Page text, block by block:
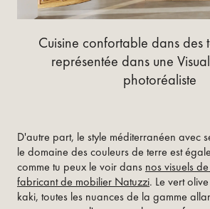
Cuisine confortable dans des
représentée dans une
photoréaliste
D'autre part, le style méditerranéen avec
le domaine des couleurs de terre est
comme tu peux le voir dans nos visuels
fabricant de mobilier Natuzzi. Le vert
kaki, toutes les nuances de la gamme